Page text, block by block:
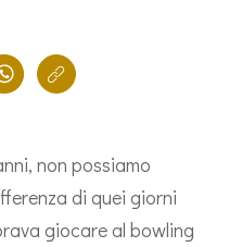
non possiamo
di quei giorni
giocare al bowling